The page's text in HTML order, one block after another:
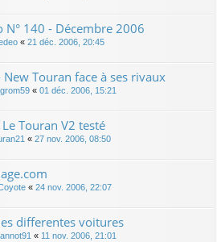
140 - Décembre 2006
« 21 déc. 2006, 20:45
Touran face à ses rivaux
« 01 déc. 2006, 15:21
Touran V2 testé
« 27 nov. 2006, 08:50
« 24 nov. 2006, 22:07
differentes voitures
« 11 nov. 2006, 21:01